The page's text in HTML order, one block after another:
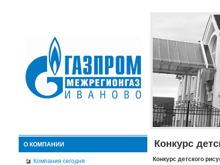
О КОМПАНИИ
Компания сегодня
Конкурс
Конкурс детского